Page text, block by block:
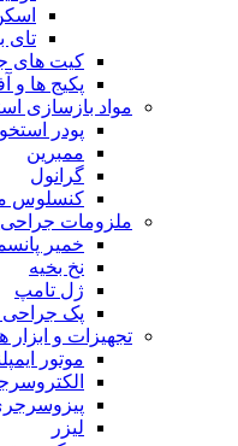
تای
کیت های
پکیج ها و
مواد بازسازی
پودر
ممبرین
گرانول
کنسلوس
ملزومات
خمیر
نخ بخیه
ژل تامپ
پک جراحی
تجهیزات و ابزار
موتور
لیزر